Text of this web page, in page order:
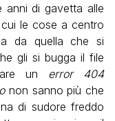
anni di gavetta alle
le cose a centro
da quella che si
gli si bugga il file
un error 404
non sanno più che
di sudore freddo